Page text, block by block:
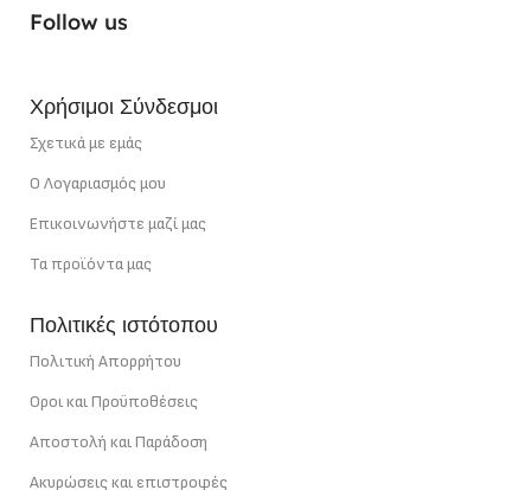
Follow us
Χρήσιμοι Σύνδεσμοι
Σχετικά με εμάς
Ο Λογαριασμός μου
Επικοινωνήστε μαζί μας
Τα προϊόντα μας
Πολιτικές ιστότοπου
Πολιτική Απορρήτου
Οροι και Προϋποθέσεις
Αποστολή και Παράδοση
Ακυρώσεις και επιστροφές